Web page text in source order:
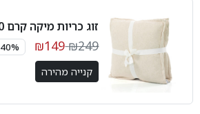
זוג כריות מיקה קרם 50*50 MIKA
₪249
₪149 40% הנחה
קנייה מהירה